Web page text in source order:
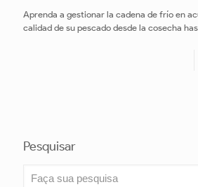
Aprenda a gestionar la cadena de frío en
calidad de su pescado desde la cosecha
Pesquisar